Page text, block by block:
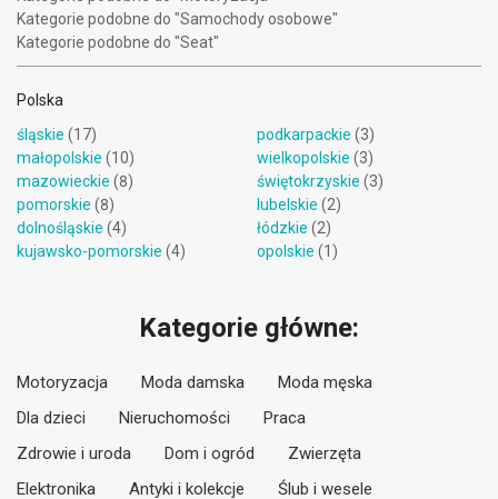
Kategorie podobne do "Samochody osobowe"
Kategorie podobne do "Seat"
Polska
śląskie (17)
małopolskie (10)
mazowieckie (8)
pomorskie (8)
dolnośląskie (4)
kujawsko-pomorskie (4)
podkarpackie (3)
wielkopolskie (3)
świętokrzyskie (3)
lubelskie (2)
łódzkie (2)
opolskie (1)
Kategorie główne:
Motoryzacja Moda damska
Moda męska
Dla dzieci
Nieruchomości
Praca
Zdrowie i uroda
Dom i ogród
Zwierzęta
Elektronika
Antyki i kolekcje Ślub i wesele